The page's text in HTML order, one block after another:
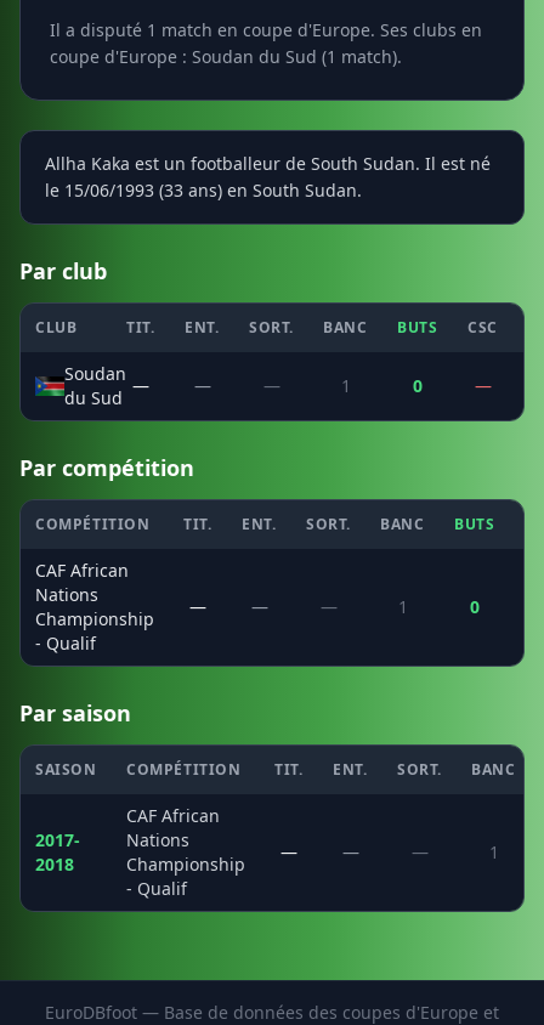
Il a disputé 1 match en coupe d'Europe. Ses clubs en
coupe d'Europe : Soudan du Sud (1 match).
Allha Kaka est un footballeur de South Sudan. Il est né
le 15/06/1993 (33 ans) en South Sudan.
Par club
CLUB TIT. ENT. SORT. BANC BUTS CSC
Soudan
du Sud
— — — 1 0 —
Par compétition
COMPÉTITION TIT. ENT. SORT. BANC BUTS
CAF African
Nations
Championship
- Qualif
— — — 1 0
Par saison
SAISON COMPÉTITION TIT. ENT. SORT. BANC
2017-
2018
CAF African
Nations
Championship
- Qualif
— — — 1
EuroDBfoot — Base de données des coupes d'Europe et